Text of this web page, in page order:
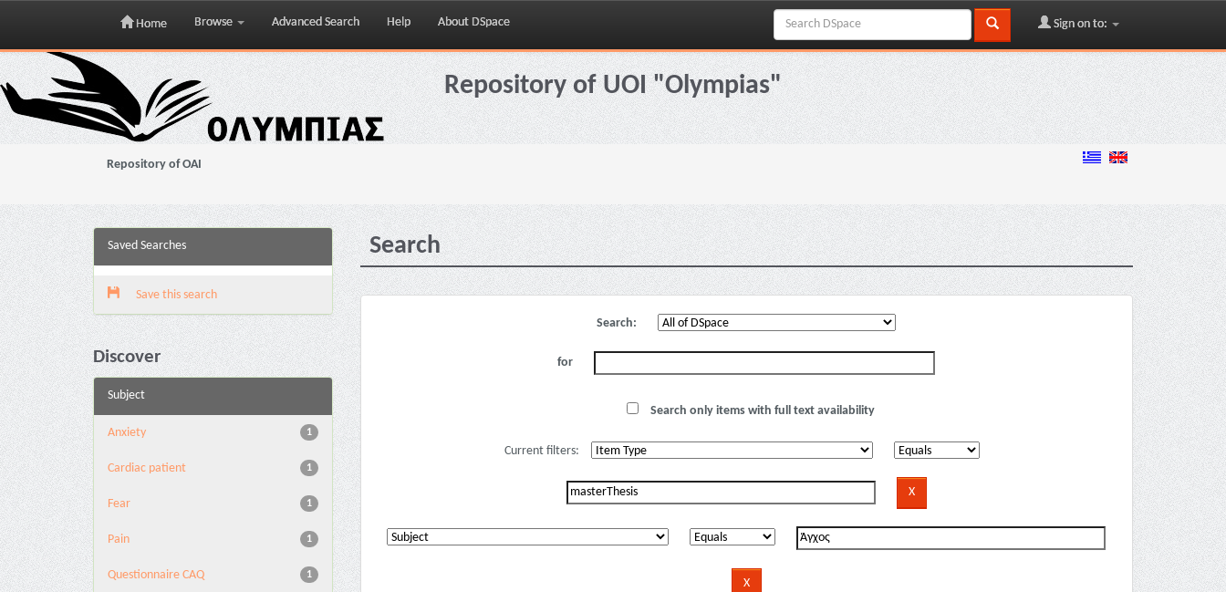
Skip
navigation
Home Browse Advanced Search Help About DSpace Sign on to:
Repository of UOI "Olympias"
Repository of OAI
Saved Searches
Save this search
Discover
Subject
1
Anxiety
1
Cardiac patient
1
Fear
1
Pain
1
Questionnaire CAQ
Search
Search:
for
Search only items with full text availability
Current filters: